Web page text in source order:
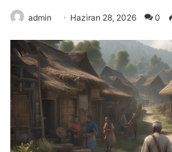
admin Haziran 28, 2026 0